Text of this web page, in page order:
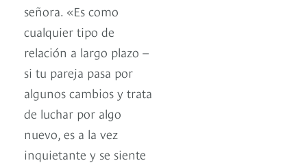
señora. «Es como
cualquier tipo de
relación a largo plazo –
si tu pareja pasa por
algunos cambios y trata
de luchar por algo
nuevo, es a la vez
inquietante y se siente